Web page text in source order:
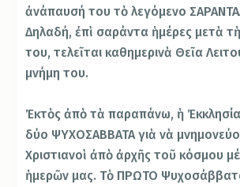
ἀνάπαυσή του τὸ λεγόμενο
Δηλαδή, ἐπὶ σαράντα ἡμέρες μετὰ
του, τελεῖται καθημερινὰ Θεῖα
μνήμη του.
Ἐκτὸς ἀπὸ τὰ παραπάνω, ἡ Ἐκκλησία
δύο ΨΥΧΟΣΑΒΒΑΤΑ γιὰ νὰ
Χριστιανοὶ ἀπὸ ἀρχῆς τοῦ κόσμου
ἡμερῶν μας. Τὸ ΠΡΩΤΟ